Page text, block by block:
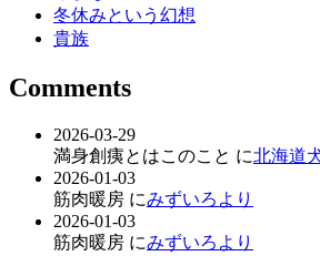
冬休みという幻想
貴族
Comments
2026-03-29
満身創痍とはこのこと に北海道
2026-01-03
筋肉暖房 にみずいろより
2026-01-03
筋肉暖房 にみずいろより